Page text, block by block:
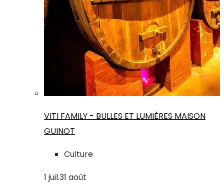
VITI FAMILY - BULLES ET LUMIÈRES MAISON
GUINOT
Culture
1 juil.31 août